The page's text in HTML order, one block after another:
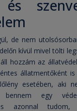
és
de nem
kívül mivel tölti
hozzám az
állatmentőként
esetében, aki
bennem egy
és azonnal